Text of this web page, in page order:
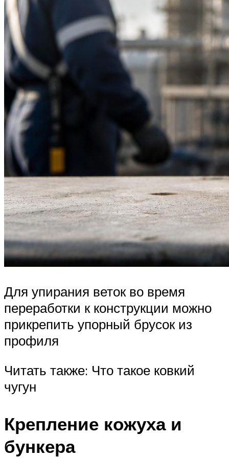
Для упирания веток во время
переработки к конструкции можно
прикрепить упорный брусок из
профиля
Читать также: Что такое ковкий
чугун
Крепление кожуха и
бункера